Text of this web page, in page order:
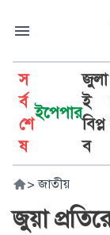
স
র্ব
শে
ষ
ইপেপার
জুলা
ই
বিপ্ল
ব
> জাতীয়
জুয়া